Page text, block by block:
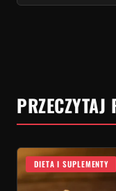
PRZECZYTAJ
DIETA I SUPLEMENTY